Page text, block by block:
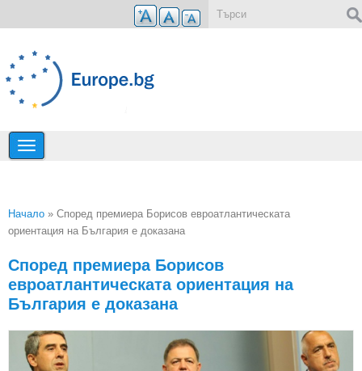
Премини към основното съдържание
Вие сте тук
Начало » Според премиера Борисов евроатлантическата
ориентация на България е доказана
Според премиера Борисов
евроатлантическата ориентация на
България е доказана